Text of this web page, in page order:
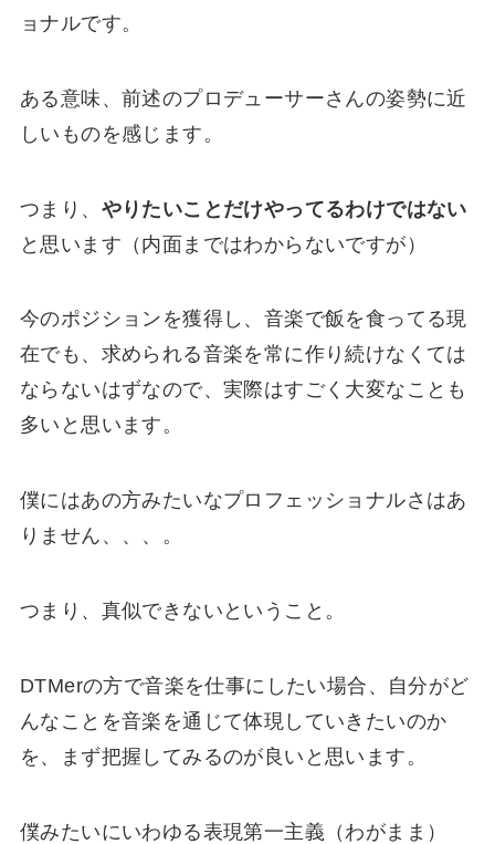
ョナルです。
ある意味、前述のプロデューサーさんの姿勢に近
しいものを感じます。
つまり、 やりたいことだけやってるわけではない
と思います（内面まではわからないですが）
今のポジションを獲得し、音楽で飯を食ってる現
在でも、求められる音楽を常に作り続けなくては
ならないはずなので、実際はすごく大変なことも
多いと思います。
僕にはあの方みたいなプロフェッショナルさはあ
りません、、、。
つまり、真似できないということ。
DTMerの方で音楽を仕事にしたい場合、
自分がど
んなことを音楽を通じて体現していきたいのか
を、まず把握してみるのが良い と思います。
僕みたいにいわゆる表現第一主義（わがまま）